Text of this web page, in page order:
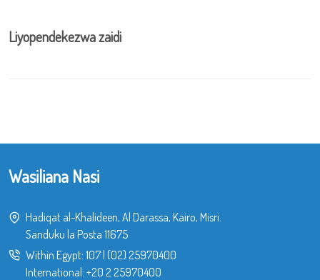
Liyopendekezwa zaidi
Wasiliana Nasi
Hadiqat al-Khalideen, Al Darassa, Kairo, Misri.
Sanduku la Posta 11675
Within Egypt: 107| (02) 25970400
International: +20 2 25970400